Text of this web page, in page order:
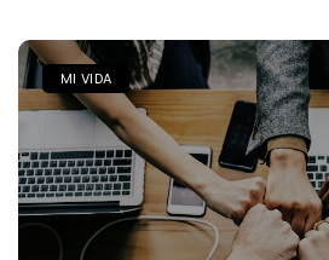
MI VIDA